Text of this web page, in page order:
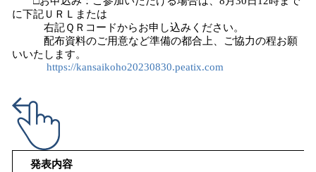
に下記ＵＲＬまたは
右記ＱＲコードからお申し込みください。
配布資料のご用意など準備の都合上、ご協力の程お願
いいたします。
https://kansaikoho20230830.peatix.com
発表内容